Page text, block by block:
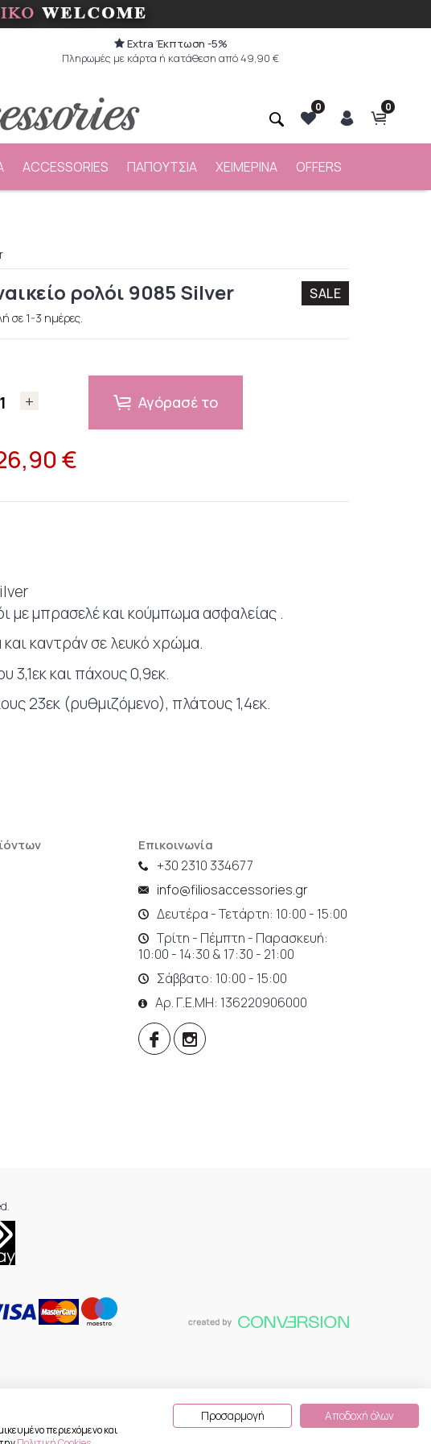
Extra Έκπτωση -5%
Πληρωμές με κάρτα ή κατάθεση από 49,90 €
0
0
ACCESSORIES ΠΑΠΟΥΤΣΙΑ ΧΕΙΜΕΡΙΝΑ OFFERS
ρολόι 9085 Silver SALE
σε 1-3 ημέρες.
Αγόρασέ το
€
με μπρασελέ και κούμπωμα ασφαλείας .
και καντράν σε λευκό χρώμα.
3,1εκ και πάχους 0,9εκ.
23εκ (ρυθμιζόμενο), πλάτους 1,4εκ.
Επικοινωνία
+30 2310 334677
info@filiosaccessories.gr
Δευτέρα - Τετάρτη: 10:00 - 15:00
Τρίτη - Πέμπτη - Παρασκευή:
10:00 - 14:30 & 17:30 - 21:00
Σάββατο: 10:00 - 15:00
Αρ. Γ.Ε.ΜΗ: 136220906000
περιεχόμενο και
Προσαρμογή Αποδοχή όλων